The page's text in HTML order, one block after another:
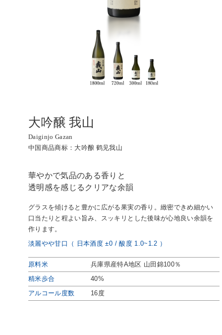
大吟醸 我山
Daiginjo Gazan
中国商品商标：大吟酿 鹤见我山
華やかで気品のある香りと
透明感を感じるクリアな余韻
グラスを傾けると豊かに広がる果実の香り。緻密できめ細かい
口当たりと程よい旨み、スッキリとした後味が心地良い余韻を
作ります。
淡麗やや甘口（ 日本酒度 ±0 / 酸度 1.0~1.2 ）
原料米 兵庫県産特A地区 山田錦100％
精米歩合 40%
アルコール度数 16度